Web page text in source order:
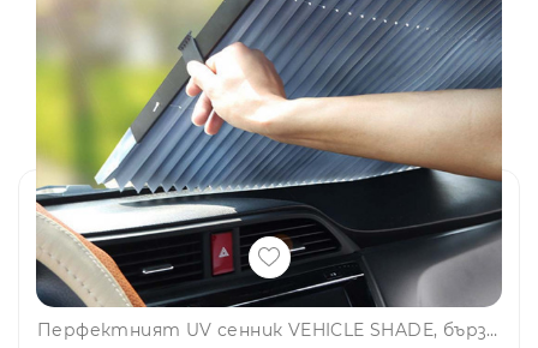
Перфектният UV сенник VEHICLE SHADE, бърз механизъм, възможност за изрязване, авто щора